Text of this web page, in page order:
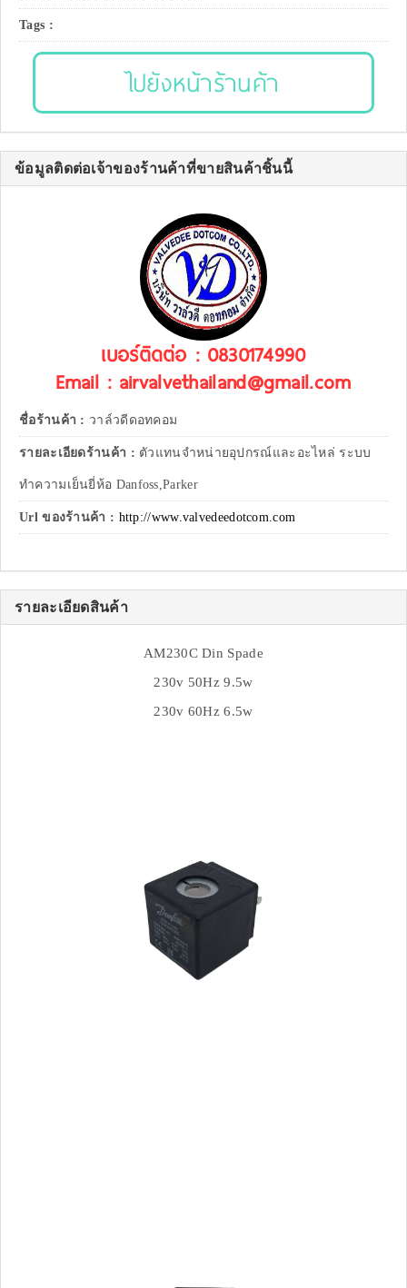
Tags :
ไปยังหน้าร้านค้า
ข้อมูลติดต่อเจ้าของร้านค้าที่ขายสินค้าชิ้นนี้
เบอร์ติดต่อ : 0830174990
Email : airvalvethailand@gmail.com
ชื่อร้านค้า : วาล์วดีดอทคอม
รายละเอียดร้านค้า : ตัวแทนจำหน่ายอุปกรณ์และอะไหล่ ระบบ
ทำความเย็นยี่ห้อ Danfoss,Parker
Url ของร้านค้า : http://www.valvedeedotcom.com
รายละเอียดสินค้า
AM230C Din Spade
230v 50Hz 9.5w
230v 60Hz 6.5w